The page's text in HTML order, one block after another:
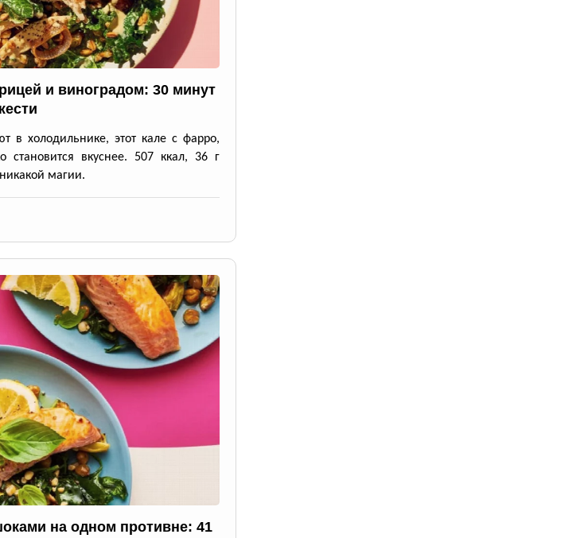
и виноградом: 30 минут
в холодильнике, этот кале с фарро,
становится вкуснее. 507 ккал, 36 г
магии.
на одном противне: 41